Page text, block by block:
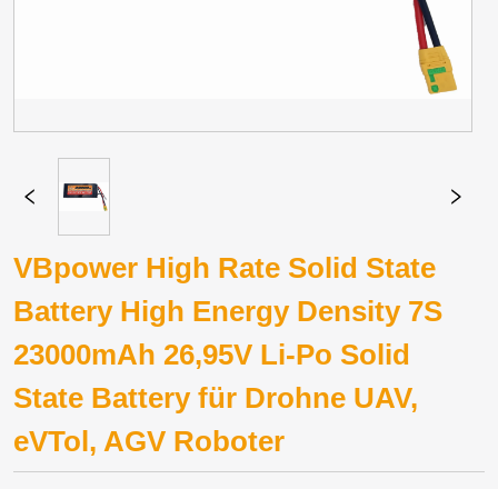
VBpower High Rate Solid State
Battery High Energy Density 7S
23000mAh 26,95V Li-Po Solid
State Battery für Drohne UAV,
eVTol, AGV Roboter